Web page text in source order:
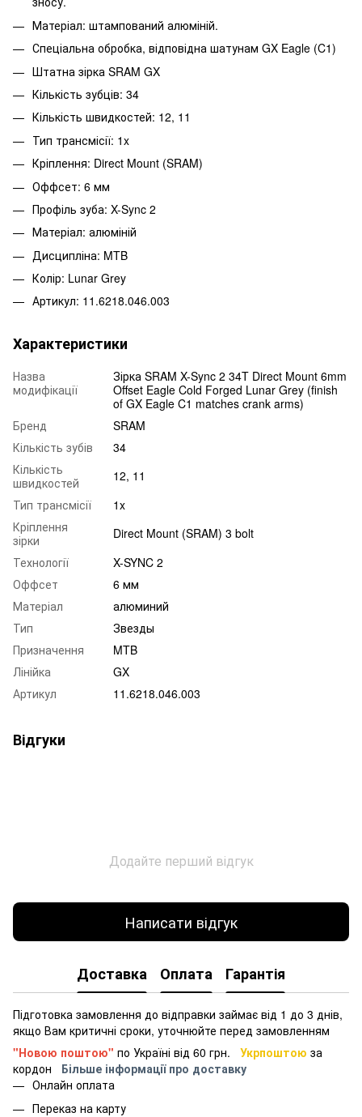
Матеріал: штампований алюміній.
Спеціальна обробка, відповідна шатунам GX Eagle (C1)
Штатна зірка SRAM GX
Кількість зубців: 34
Кількість швидкостей: 12, 11
Тип трансмісії: 1x
Кріплення: Direct Mount (SRAM)
Оффсет: 6 мм
Профіль зуба: X-Sync 2
Матеріал: алюміній
Дисципліна: MTB
Колір: Lunar Grey
Артикул: 11.6218.046.003
Характеристики
Назва
модифікації
Зірка SRAM X-Sync 2 34T Direct Mount 6mm
Offset Eagle Cold Forged Lunar Grey (finish
of GX Eagle C1 matches crank arms)
Бренд
SRAM
Кількість зубів
34
Кількість
швидкостей
12, 11
Тип трансмісії
1x
Кріплення
зірки
Direct Mount (SRAM) 3 bolt
Технології
X-SYNC 2
Оффсет
6 мм
Матеріал
алюминий
Тип
Звезды
Призначення
MTB
Лінійка
GX
Артикул
11.6218.046.003
Відгуки
Додайте перший відгук
Написати відгук
Доставка Оплата Гарантія
Підготовка замовлення до відправки займає від 1 до 3 днів,
якщо Вам критичні сроки, уточнюйте перед замовленням
"Новою поштою" по Україні від 60 грн. Укрпоштою за
кордон
Більше інформації про доставку
Онлайн оплата
Переказ на карту